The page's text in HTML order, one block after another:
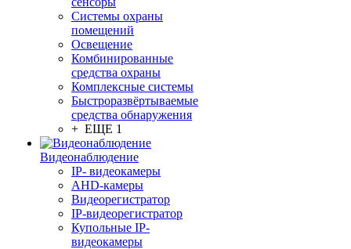
Системы охраны
помещений
Освещение
Комбинированные
средства охраны
Комплексные системы
Быстроразвёртываемые
средства обнаружения
+ ЕЩЕ 1
Видеонаблюдение
IP- видеокамеры
AHD-камеры
Видеорегистратор
IP-видеорегистратор
Купольные IP-
видеокамеры